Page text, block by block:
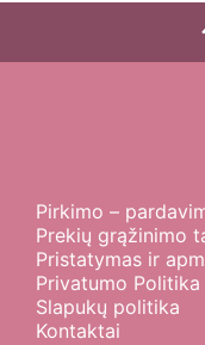
Pirkimo –
Prekių grąžinimo
Pristatymas ir
Privatumo Politika
Slapukų politika
Kontaktai